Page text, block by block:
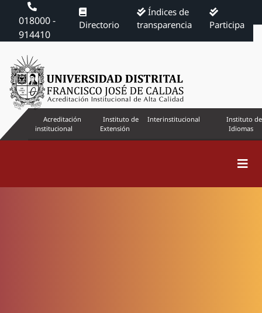
018000 -
914410
Directorio
Índices de
transparencia
Participa
Acreditación
institucional
Instituto de
Extensión
Interinstitucional
Instituto de
Idiomas